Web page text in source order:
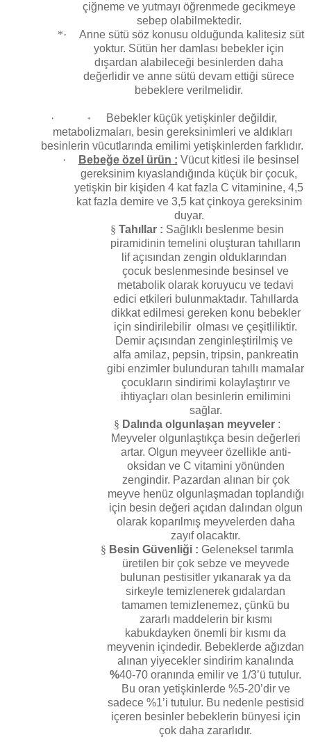
çiğneme ve yutmayı öğrenmede gecikmeye
sebep olabilmektedir.
*·
Anne sütü söz konusu olduğunda kalitesiz süt
yoktur. Sütün her damlası bebekler için
dışardan alabileceği besinlerden daha
değerlidir ve anne sütü devam ettiği sürece
bebeklere verilmelidir.
· *
Bebekler küçük yetişkinler değildir,
metabolizmaları, besin gereksinimleri ve aldıkları
besinlerin vücutlarında emilimi yetişkinlerden farklıdır.
·
Bebeğe özel ürün : Vücut kitlesi ile besinsel
gereksinim kıyaslandığında küçük bir çocuk,
yetişkin bir kişiden 4 kat fazla C vitaminine, 4,5
kat fazla demire ve 3,5 kat çinkoya gereksinim
duyar.
§ Tahıllar : Sağlıklı beslenme besin
piramidinin temelini oluşturan tahılların
lif açısından zengin olduklarından
çocuk beslenmesinde besinsel ve
metabolik olarak koruyucu ve tedavi
edici etkileri bulunmaktadır. Tahıllarda
dikkat edilmesi gereken konu bebekler
için sindirilebilir olması ve çeşitliliktir.
Demir açısından zenginleştirilmiş ve
alfa amilaz, pepsin, tripsin, pankreatin
gibi enzimler bulunduran tahıllı mamalar
çocukların sindirimi kolaylaştırır ve
ihtiyaçları olan besinlerin emilimini
sağlar.
§ Dalında olgunlaşan meyveler :
Meyveler olgunlaştıkça besin değerleri
artar. Olgun meyveer özellikle anti-
oksidan ve C vitamini yönünden
zengindir. Pazardan alınan bir çok
meyve henüz olgunlaşmadan toplandığı
için besin değeri açıdan dalından olgun
olarak koparılmış meyvelerden daha
zayıf olacaktır.
§ Besin Güvenliği : Geleneksel tarımla
üretilen bir çok sebze ve meyvede
bulunan pestisitler yıkanarak ya da
sirkeyle temizlenerek gıdalardan
tamamen temizlenemez, çünkü bu
zararlı maddelerin bir kısmı
kabukdayken önemli bir kısmı da
meyvenin içindedir. Bebeklerde ağızdan
alınan yiyecekler sindirim kanalında
%40-70 oranında emilir ve 1/3’ü tutulur.
Bu oran yetişkinlerde %5-20’dir ve
sadece %1’i tutulur. Bu nedenle pestisid
içeren besinler bebeklerin bünyesi için
çok daha zararlıdır.